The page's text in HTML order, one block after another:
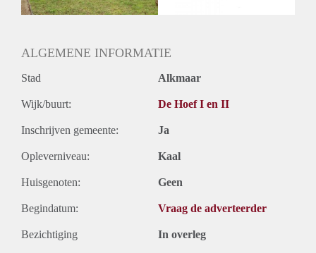
ALGEMENE INFORMATIE
Stad Alkmaar
Wijk/buurt: De Hoef I en II
Inschrijven gemeente: Ja
Opleverniveau: Kaal
Huisgenoten: Geen
Begindatum: Vraag de adverteerder
Bezichtiging In overleg